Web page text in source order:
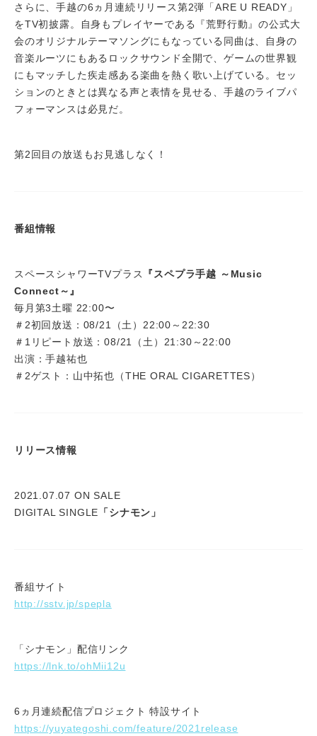
さらに、手越の6ヵ月連続リリース第2弾「ARE U READY」
をTV初披露。自身もプレイヤーである『荒野行動』の公式大
会のオリジナルテーマソングにもなっている同曲は、自身の
音楽ルーツにもあるロックサウンド全開で、ゲームの世界観
にもマッチした疾走感ある楽曲を熱く歌い上げている。セッ
ションのときとは異なる声と表情を見せる、手越のライブパ
フォーマンスは必見だ。
第2回目の放送もお見逃しなく！
番組情報
スペースシャワーTVプラス
『スペプラ手越 ～Music
Connect～』
毎月第3土曜 22:00〜
＃2初回放送：08/21（土）22:00～22:30
＃1リピート放送：08/21（土）21:30～22:00
出演：手越祐也
＃2ゲスト：山中拓也（THE ORAL CIGARETTES）
リリース情報
2021.07.07 ON SALE
DIGITAL SINGLE 「シナモン」
番組サイト
http://sstv.jp/spepla
「シナモン」配信リンク
https://lnk.to/ohMii12u
6ヵ月連続配信プロジェクト 特設サイト
https://yuyategoshi.com/feature/2021release